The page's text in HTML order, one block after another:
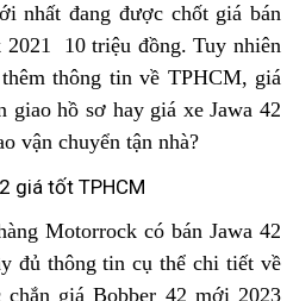
nhất đang được chốt giá bán
2021 10 triệu đồng. tiêu
chuẩn
Việt
Nam
Tuy nhiên
thông tin về TPHCM, cung
cấp
giá
giao hồ sơ hayJawa
42
nhập
tại
TPHCM
giá xe Jawa 42
vận chuyển tận nhà?
Motorrock có bán Jawa 42
đủ thông tin cụ thể chi tiết về
giá Bobber 42 mới 2023